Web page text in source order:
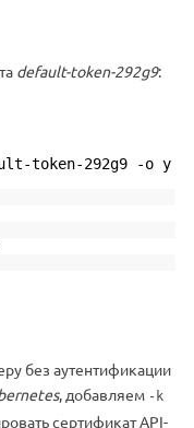
default-token-292g9:
token-292g9 -o y
без аутентификации
, добавляем -k
сертификат API-